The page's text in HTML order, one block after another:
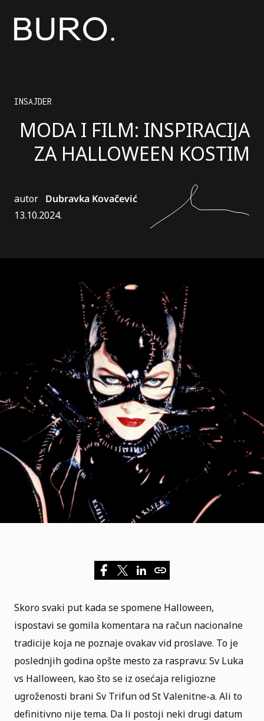
INSAJDER
MODA I FILM: INSPIRACIJA
ZA HALLOWEEN KOSTIM
autor Dubravka Kovačević
13.10.2024.
Skoro svaki put kada se spomene Halloween,
ispostavi se gomila komentara na račun nacionalne
tradicije koja ne poznaje ovakav vid proslave. To je
poslednjih godina opšte mesto za raspravu: Sv Luka
vs Halloween, kao što se iz osećaja religiozne
ugroženosti brani Sv Trifun od St Valenitne-a. Ali to
definitivno nije tema. Da li postoji neki drugi datum